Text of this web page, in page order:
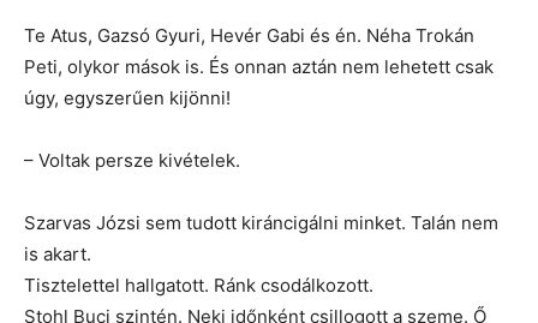
Te Atus, Gazsó Gyuri, Hevér Gabi és én. Néha Trokán
Peti, olykor mások is. És onnan aztán nem lehetett csak
úgy, egyszerűen kijönni!
– Voltak persze kivételek.
Szarvas Józsi sem tudott kiráncigálni minket. Talán nem
is akart.
Tisztelettel hallgatott. Ránk csodálkozott.
Stohl Buci szintén. Neki időnként csillogott a szeme. Ő